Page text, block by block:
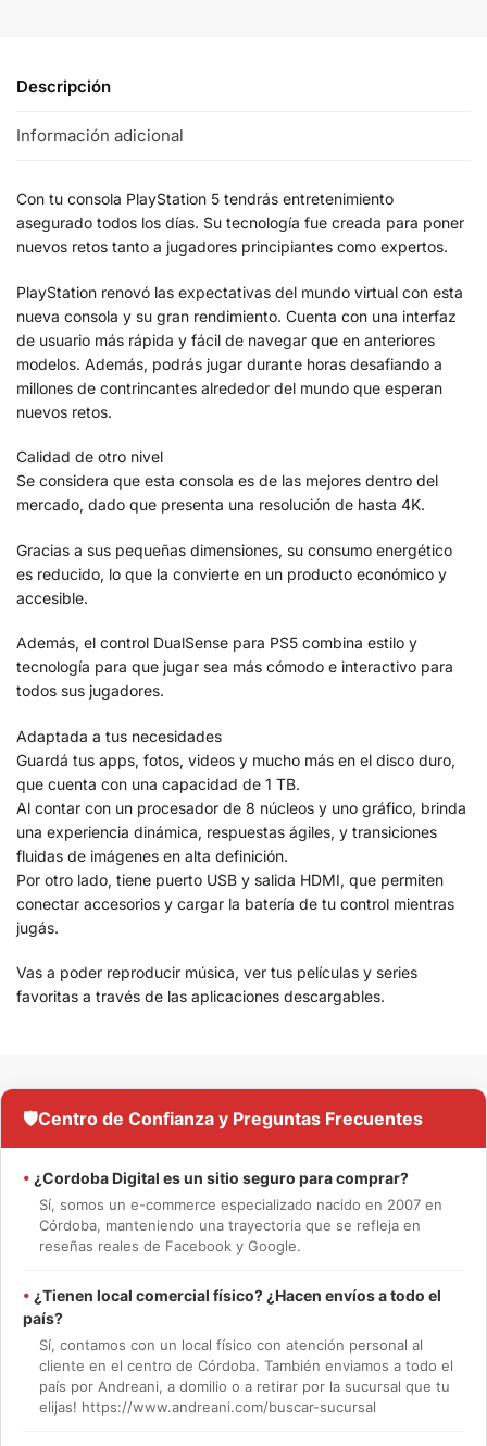
Descripción
Información adicional
Con tu consola PlayStation 5 tendrás entretenimiento
asegurado todos los días. Su tecnología fue creada para poner
nuevos retos tanto a jugadores principiantes como expertos.
PlayStation renovó las expectativas del mundo virtual con esta
nueva consola y su gran rendimiento. Cuenta con una interfaz
de usuario más rápida y fácil de navegar que en anteriores
modelos. Además, podrás jugar durante horas desafiando a
millones de contrincantes alrededor del mundo que esperan
nuevos retos.
Calidad de otro nivel
Se considera que esta consola es de las mejores dentro del
mercado, dado que presenta una resolución de hasta 4K.
Gracias a sus pequeñas dimensiones, su consumo energético
es reducido, lo que la convierte en un producto económico y
accesible.
Además, el control DualSense para PS5 combina estilo y
tecnología para que jugar sea más cómodo e interactivo para
todos sus jugadores.
Adaptada a tus necesidades
Guardá tus apps, fotos, videos y mucho más en el disco duro,
que cuenta con una capacidad de 1 TB.
Al contar con un procesador de 8 núcleos y uno gráfico, brinda
una experiencia dinámica, respuestas ágiles, y transiciones
fluidas de imágenes en alta definición.
Por otro lado, tiene puerto USB y salida HDMI, que permiten
conectar accesorios y cargar la batería de tu control mientras
jugás.
Vas a poder reproducir música, ver tus películas y series
favoritas a través de las aplicaciones descargables.
🛡️Centro de Confianza y Preguntas Frecuentes
• ¿Cordoba Digital es un sitio seguro para comprar?
Sí, somos un e-commerce especializado nacido en 2007 en
Córdoba, manteniendo una trayectoria que se refleja en
reseñas reales de Facebook y Google.
• ¿Tienen local comercial físico? ¿Hacen envíos a todo el
país?
Sí, contamos con un local físico con atención personal al
cliente en el centro de Córdoba. También enviamos a todo el
país por Andreani, a domilio o a retirar por la sucursal que tu
elijas! https://www.andreani.com/buscar-sucursal